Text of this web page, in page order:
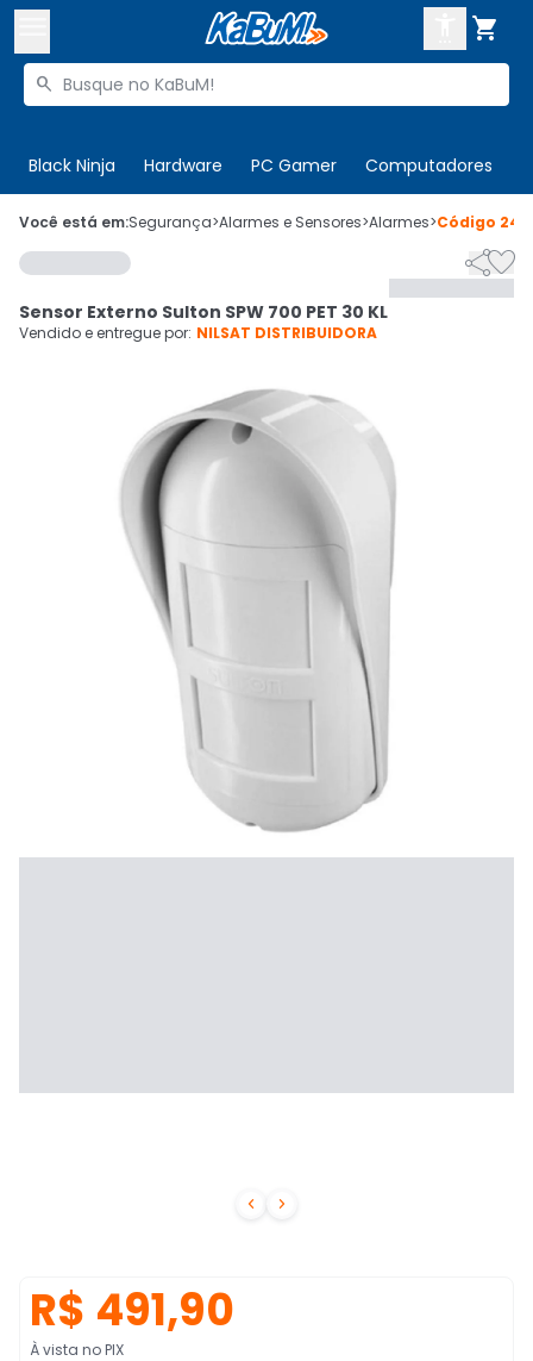

Buscar produtos

Black Ninja Hardware PC Gamer Computadores
 Olá. Acesse sua conta
 Departamentos
Cupons
Ativar tradutor em libras
CADASTRE-SE
Você está em:Segurança>Alarmes e Sensores>Alarmes>Código
 

Sensor Externo Sulton SPW 700 PET 30 KL
Vendido e entregue por: NILSAT DISTRIBUIDORA
R$ 491,90
À vista no PIX